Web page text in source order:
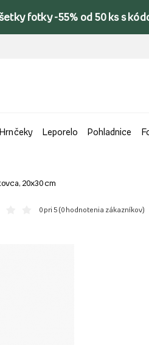
fotky -55% od 50 ks s
Hrnčeky Leporelo Pohladnice
20x30 cm
0 pri 5 (0 hodnotenia zákazníkov)